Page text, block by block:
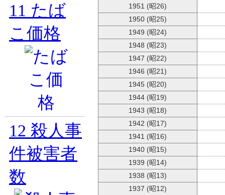
1951 (昭26)
1950 (昭25)
1949 (昭24)
1948 (昭23)
1947 (昭22)
1946 (昭21)
1945 (昭20)
1944 (昭19)
1943 (昭18)
1942 (昭17)
1941 (昭16)
1940 (昭15)
1939 (昭14)
1938 (昭13)
1937 (昭12)
11 たば
こ価格
12 殺人事
件被害者
数